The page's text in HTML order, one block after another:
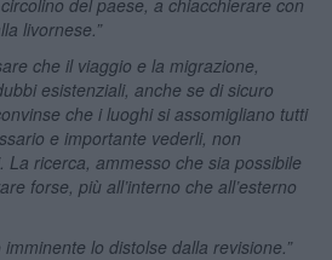
livornese.”
che il viaggio e la migrazione,
esistenziali, anche se di sicuro
che i luoghi si assomigliano tutti
e importante vederli, non
La ricerca, ammesso che sia possibile
forse, più all’interno che all’esterno
imminente lo distolse dalla revisione.”